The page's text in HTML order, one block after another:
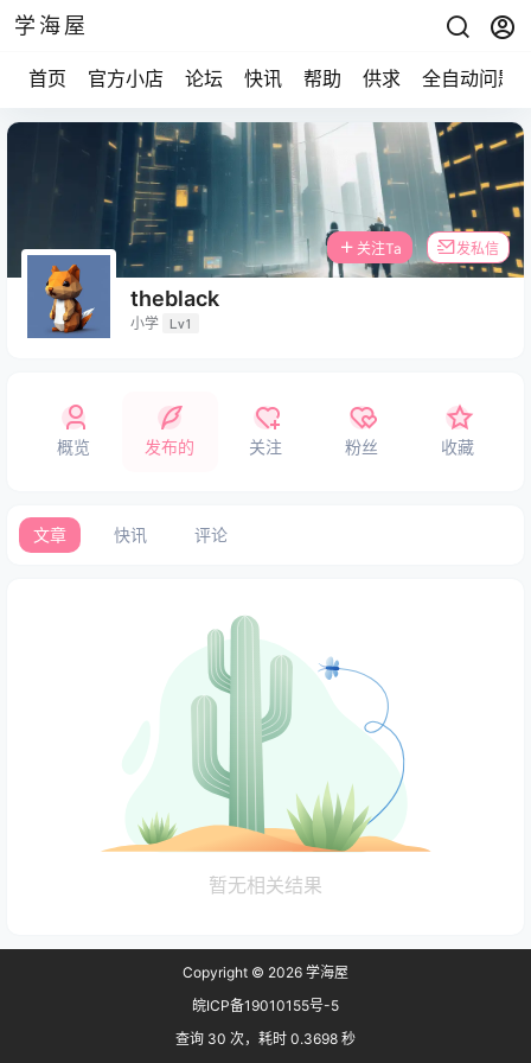
学海屋
首页 官方小店 论坛 快讯 帮助 供求 全自动问题
theblack
小学 Lv1
关注Ta 发私信
概览 发布的 关注 粉丝 收藏
文章 快讯 评论
暂无相关结果
Copyright © 2026 学海屋
皖ICP备19010155号-5
查询 30 次，耗时 0.3698 秒